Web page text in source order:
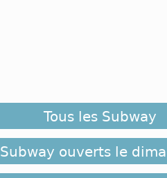
Tous les Subway
Subway ouverts le